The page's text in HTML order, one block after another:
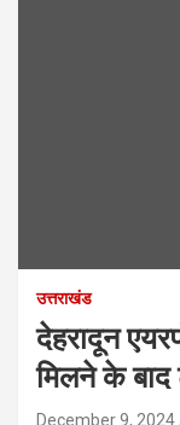
उत्तराखंड
देहरादून
मिलने के बाद
December 9, 2024